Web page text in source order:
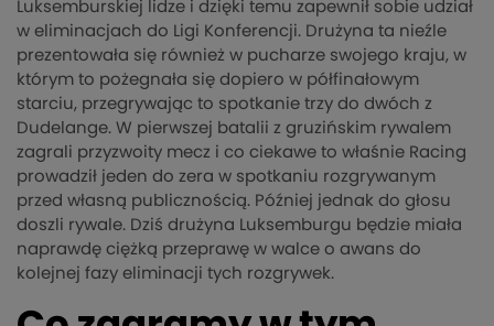
Luksemburskiej lidze i dzięki temu zapewnił sobie udział
w eliminacjach do Ligi Konferencji. Drużyna ta nieźle
prezentowała się również w pucharze swojego kraju, w
którym to pożegnała się dopiero w półfinałowym
starciu, przegrywając to spotkanie trzy do dwóch z
Dudelange. W pierwszej batalii z gruzińskim rywalem
zagrali przyzwoity mecz i co ciekawe to właśnie Racing
prowadził jeden do zera w spotkaniu rozgrywanym
przed własną publicznością. Później jednak do głosu
doszli rywale. Dziś drużyna Luksemburgu będzie miała
naprawdę ciężką przeprawę w walce o awans do
kolejnej fazy eliminacji tych rozgrywek.